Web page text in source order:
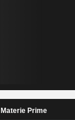
Materie Prime